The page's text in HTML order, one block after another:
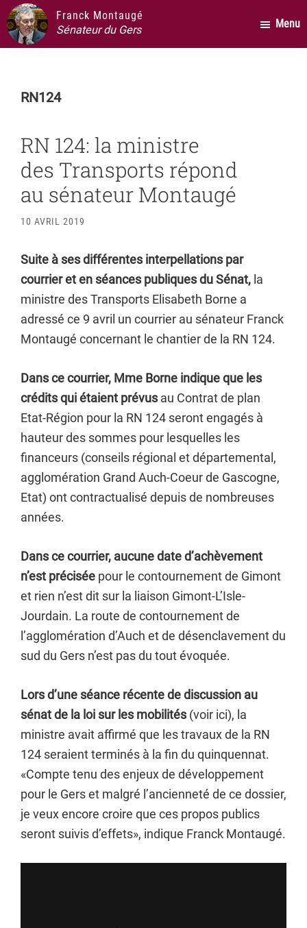
Passer
au
contenu
Passer
la
latérale
Passer
au
pied
page
Franck Montaugé
Sénateur du Gers
Menu
RN124
RN 124: la ministre
des Transports répond
au sénateur Montaugé
10 AVRIL 2019
Suite à ses différentes interpellations par
courrier et en séances publiques du Sénat, la
ministre des Transports Elisabeth Borne a
adressé ce 9 avril un courrier au sénateur Franck
Montaugé concernant le chantier de la RN 124.
Dans ce courrier, Mme Borne indique que les
crédits qui étaient prévus au Contrat de plan
Etat-Région pour la RN 124 seront engagés à
hauteur des sommes pour lesquelles les
financeurs (conseils régional et départemental,
agglomération Grand Auch-Coeur de Gascogne,
Etat) ont contractualisé depuis de nombreuses
années.
Dans ce courrier, aucune date d’achèvement
n’est précisée pour le contournement de Gimont
et rien n’est dit sur la liaison Gimont-L’Isle-
Jourdain. La route de contournement de
l’agglomération d’Auch et de désenclavement du
sud du Gers n’est pas du tout évoquée.
Lors d’une séance récente de discussion au
sénat de la loi sur les mobilités (voir ici), la
ministre avait affirmé que les travaux de la RN
124 seraient terminés à la fin du quinquennat.
«Compte tenu des enjeux de développement
pour le Gers et malgré l’ancienneté de ce dossier,
je veux encore croire que ces propos publics
seront suivis d’effets», indique Franck Montaugé.